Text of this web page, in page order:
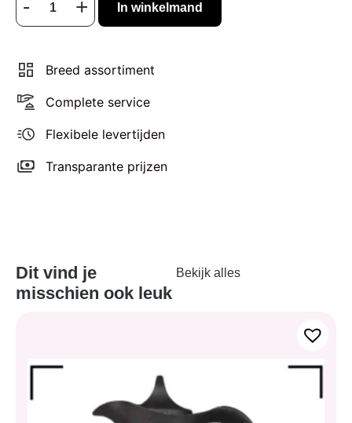
In winkelmand
Breed assortiment
Complete service
Flexibele levertijden
Transparante prijzen
Dit vind je
misschien ook leuk
Bekijk alles